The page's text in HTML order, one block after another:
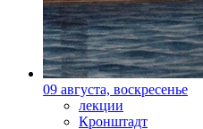
09 августа, воскресенье
лекции
Кронштадт